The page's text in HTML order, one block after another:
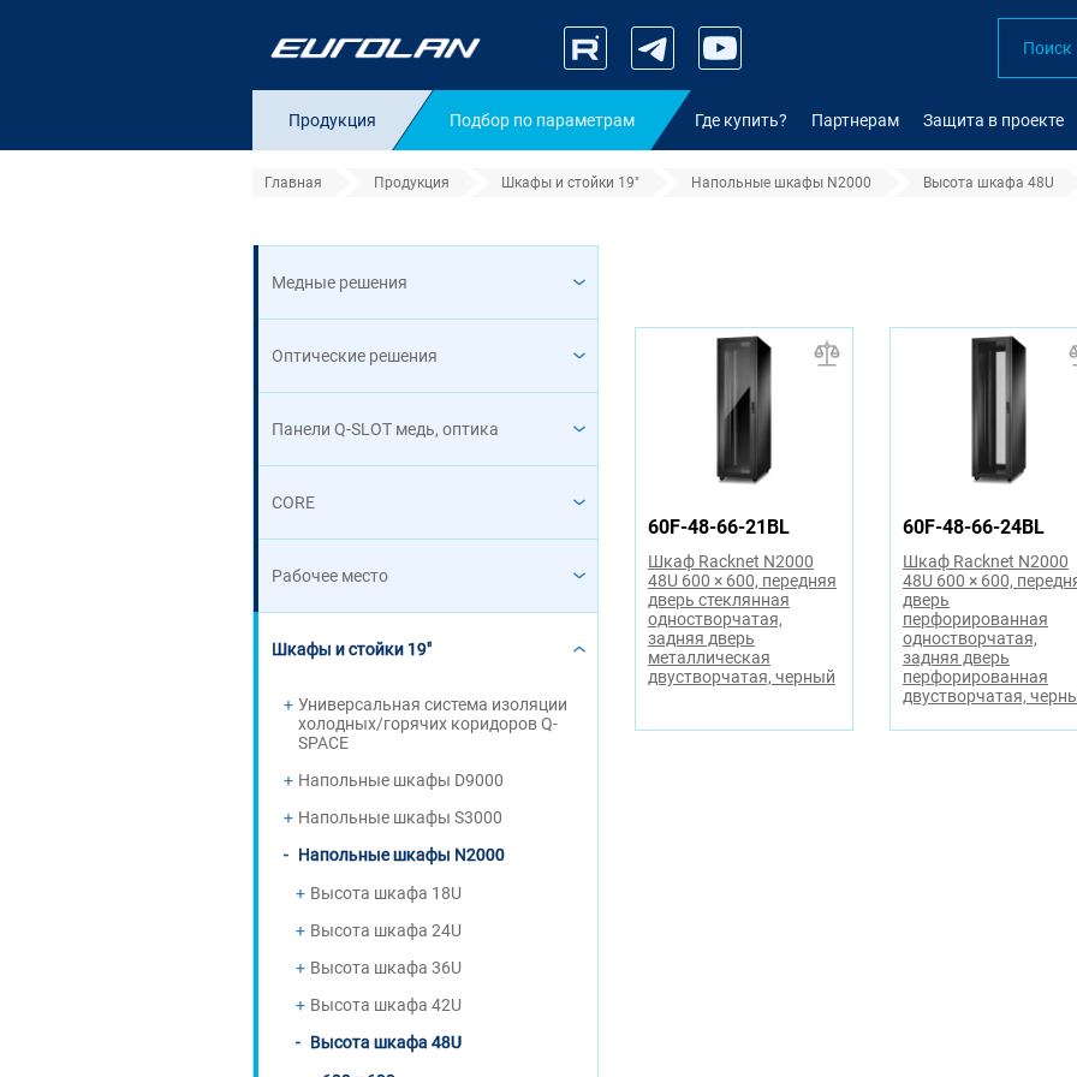
Продукция Подбор по параметрам Где купить? Партнерам Защита в проекте
Главная Продукция Шкафы и стойки 19" Напольные шкафы N2000 Высота шкафа 48U
Медные решения
Оптические решения
Панели Q-SLOT медь, оптика
CORE
Рабочее место
Шкафы и стойки 19"
Универсальная система изоляции
холодных/горячих коридоров Q-
SPACE
Напольные шкафы D9000
Напольные шкафы S3000
Напольные шкафы N2000
Высота шкафа 18U
Высота шкафа 24U
Высота шкафа 36U
Высота шкафа 42U
Высота шкафа 48U
60F-48-66-21BL
Шкаф Racknet N2000
48U 600 × 600, передняя
дверь стеклянная
одностворчатая,
задняя дверь
металлическая
двустворчатая, черный
60F-48-66-24BL
Шкаф Racknet N2000
48U 600 × 600,
дверь
перфорированная
одностворчатая,
задняя дверь
перфорированная
двустворчатая,